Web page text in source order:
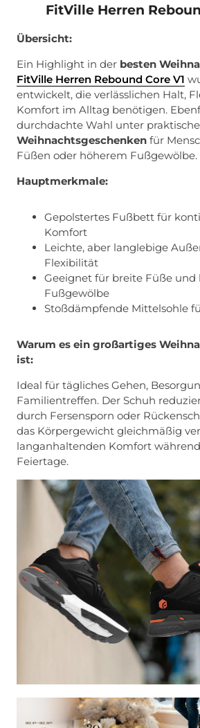
FitVille Herren
Übersicht:
Ein Highlight in der besten
FitVille Herren Rebound Core V1
entwickelt, die verlässlichen Halt,
Komfort im Alltag benötigen.
durchdachte Wahl unter
Weihnachtsgeschenken für
Füßen oder höherem Fußgewölbe.
Hauptmerkmale:
Gepolstertes Fußbett für
Komfort
Leichte, aber langlebige
Flexibilität
Geeignet für breite Füße und
Fußgewölbe
Stoßdämpfende Mittelsohle
Warum es ein großartiges
ist:
Ideal für tägliches Gehen,
Familientreffen. Der Schuh
durch Fersensporn oder
das Körpergewicht gleichmäßig
langanhaltenden Komfort
Feiertage.